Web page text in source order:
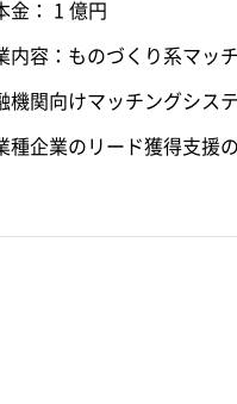
金： 1 億円
内容：ものづくり系マッ
機関向けマッチングシス
種企業のリード獲得支援